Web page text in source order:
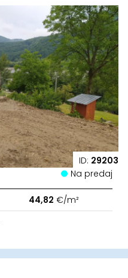
ID: 29203
Na predaj
44,82 €/m²